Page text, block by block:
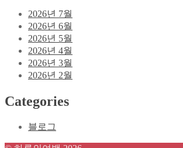
2026년 7월
2026년 6월
2026년 5월
2026년 4월
2026년 3월
2026년 2월
Categories
블로그